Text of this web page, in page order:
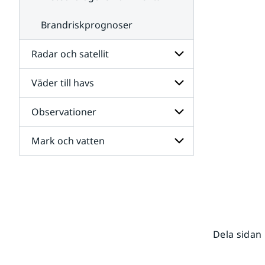
Brandriskprognoser
Radar och satellit
Undersidor
för
Radar
och
satellit
Väder till havs
Undersidor
för
Väder
till
havs
Observationer
Undersidor
för
Mark och vatten
Dela sidan